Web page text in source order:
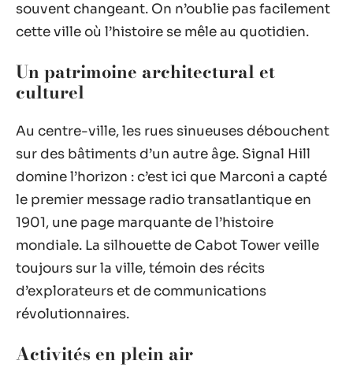
souvent changeant. On n’oublie pas facilement
cette ville où l’histoire se mêle au quotidien.
Un patrimoine architectural et
culturel
Au centre-ville, les rues sinueuses débouchent
sur des bâtiments d’un autre âge. Signal Hill
domine l’horizon : c’est ici que Marconi a capté
le premier message radio transatlantique en
1901, une page marquante de l’histoire
mondiale. La silhouette de Cabot Tower veille
toujours sur la ville, témoin des récits
d’explorateurs et de communications
révolutionnaires.
Activités en plein air